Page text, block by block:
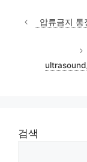
압류금지 통
검색